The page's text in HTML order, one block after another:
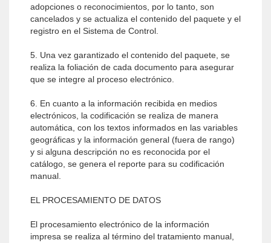
adopciones o reconocimientos, por lo tanto, son
cancelados y se actualiza el contenido del paquete y el
registro en el Sistema de Control.
5. Una vez garantizado el contenido del paquete, se
realiza la foliación de cada documento para asegurar
que se integre al proceso electrónico.
6. En cuanto a la información recibida en medios
electrónicos, la codificación se realiza de manera
automática, con los textos informados en las variables
geográficas y la información general (fuera de rango)
y si alguna descripción no es reconocida por el
catálogo, se genera el reporte para su codificación
manual.
EL PROCESAMIENTO DE DATOS
El procesamiento electrónico de la información
impresa se realiza al término del tratamiento manual,